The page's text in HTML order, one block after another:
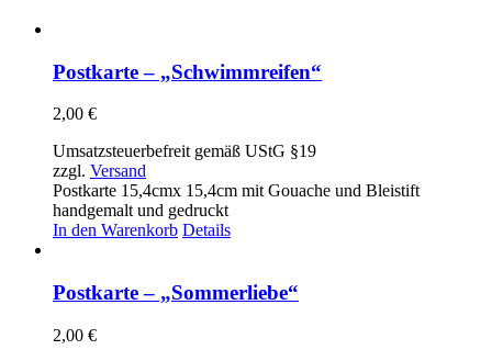
Postkarte – „Schwimmreifen“
2,00 €
Umsatzsteuerbefreit gemäß UStG §19
zzgl. Versand
Postkarte 15,4cmx 15,4cm mit Gouache und Bleistift
handgemalt und gedruckt
In den Warenkorb Details
Postkarte – „Sommerliebe“
2,00 €